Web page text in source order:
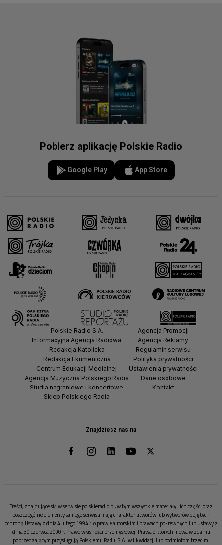
Pobierz aplikację Polskie Radio
Google Play App Store
Znajdziesz nas na
Polskie Radio S.A.
Informacyjna Agencja Radiowa
Redakcja Katolicka
Redakcja Ekumeniczna
Centrum Edukacji Medialnej
Agencja Muzyczna Polskiego Radia
Studia nagraniowe i koncertowe
Sklep Polskiego Radia
Agencja Promocji
Agencja Reklamy
Regulamin serwisu
Polityka prywatności
Ustawienia prywatności
Dane osobowe
Kontakt
Treści, znajdujące się w serwisie polskieradio.pl, w tym wszystkie materiały i ich części oraz
poszczególne elementy samego serwisu mają charakter utworów lub wytworów objętych
ochroną Ustawy z dnia 4 lutego 1994 r. o prawie autorskim i prawach pokrewnych lub Ustawy z
dnia 30 czerwca 2000 r. Prawo własności przemysłowej. Prawa o których mowa w zdaniu
poprzedzającym przysługują Polskiemu Radiu S.A. w likwidacji lub podmiotom trzecim.